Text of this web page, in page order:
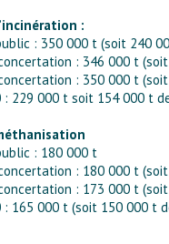
:
: 350 000 t (soit 240
: 346 000 t
: 350 000 t (soit
229 000 t soit 154 000 t
: 180 000 t
: 180 000 t
: 173 000 t
: 165 000 t (soit 150 000 t